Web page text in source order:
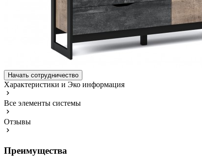
Начать сотрудничество
Характеристики и Эко информация
Все элементы системы
Отзывы
Преимущества